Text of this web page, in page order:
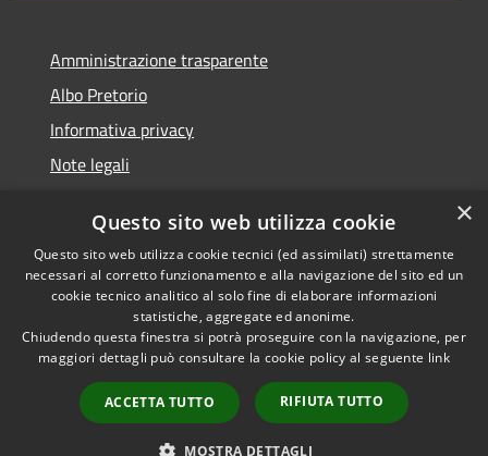
Amministrazione trasparente
Albo Pretorio
Informativa privacy
Note legali
Segnalazioni di inaccessibilità
RSS
Accessibilità
Copyright © 2026 • Comune di
Tarcento • Powered by
Municipium•
Accesso
redazione
×
Questo sito web utilizza cookie
Questo sito web utilizza cookie tecnici (ed assimilati) strettamente
necessari al corretto funzionamento e alla navigazione del sito ed un
cookie tecnico analitico al solo fine di elaborare informazioni
statistiche, aggregate ed anonime.
Chiudendo questa finestra si potrà proseguire con la navigazione, per
maggiori dettagli può consultare la cookie policy al seguente link
ACCETTA TUTTO RIFIUTA TUTTO
MOSTRA DETTAGLI